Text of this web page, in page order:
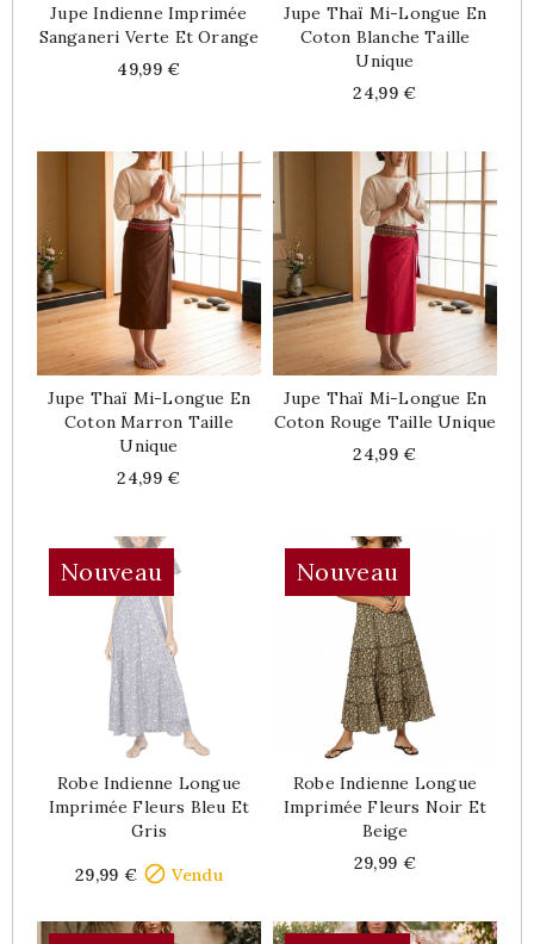
Jupe Indienne Imprimée
Sanganeri Verte Et Orange
Price
49,99 €
Jupe Thaï Mi-Longue En
Coton Blanche Taille
Unique
Price
24,99 €
Jupe Thaï Mi-Longue En
Coton Marron Taille
Unique
Price
24,99 €
Jupe Thaï Mi-Longue En
Coton Rouge Taille Unique
Price
24,99 €
Nouveau
Robe Indienne Longue
Imprimée Fleurs Bleu Et
Gris
29,99 €  Vendu
Nouveau
Robe Indienne Longue
Imprimée Fleurs Noir Et
Beige
Price
29,99 €